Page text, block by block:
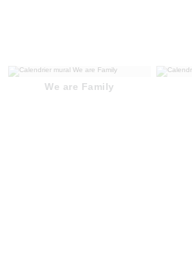
We are Family